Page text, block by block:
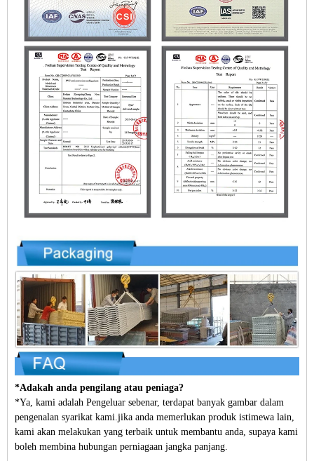
*Adakah anda pengilang atau peniaga?
*Ya, kami adalah Pengeluar sebenar, terdapat banyak gambar dalam
pengenalan syarikat kami.jika anda memerlukan produk istimewa lain,
kami akan melakukan yang terbaik untuk membantu anda, supaya kami
boleh membina hubungan perniagaan jangka panjang.